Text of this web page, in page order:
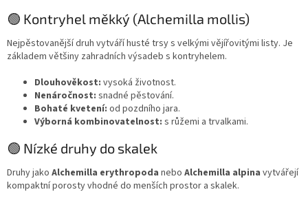
🟢 Kontryhel měkký (Alchemilla mollis)
Nejpěstovanější druh vytváří husté trsy s velkými vějířovitými listy. Je
základem většiny zahradních výsadeb s kontryhelem.
Dlouhověkost: vysoká životnost.
Nenáročnost: snadné pěstování.
Bohaté kvetení: od pozdního jara.
Výborná kombinovatelnost: s růžemi a trvalkami.
🟢 Nízké druhy do skalek
Druhy jako Alchemilla erythropoda nebo Alchemilla alpina vytvářejí
kompaktní porosty vhodné do menších prostor a skalek.